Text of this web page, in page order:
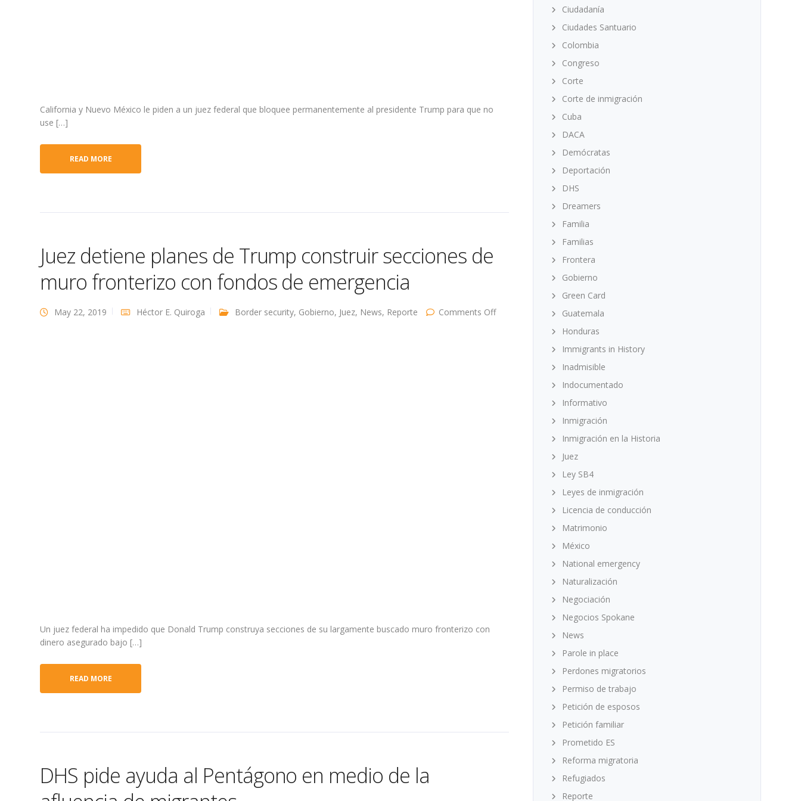
California y Nuevo México le piden a un juez federal que bloquee permanentemente al presidente Trump para que no
use […]
READ MORE
Juez detiene planes de Trump construir secciones de
muro fronterizo con fondos de emergencia
May 22, 2019 Héctor E. Quiroga Border security, Gobierno, Juez, News, Reporte Comments Offon
Un juez federal ha impedido que Donald Trump construya secciones de su largamente buscado muro fronterizo con
dinero asegurado bajo […]
READ MORE
DHS pide ayuda al Pentágono en medio de la
Ciudadanía
Ciudades Santuario
Colombia
Congreso
Corte
Corte de inmigración
Cuba
DACA
Demócratas
Deportación
DHS
Dreamers
Familia
Familias
Frontera
Gobierno
Green Card
Guatemala
Honduras
Immigrants in History
Inadmisible
Indocumentado
Informativo
Inmigración
Inmigración en la Historia
Juez
Ley SB4
Leyes de inmigración
Licencia de conducción
Matrimonio
México
National emergency
Naturalización
Negociación
Negocios Spokane
News
Parole in place
Perdones migratorios
Permiso de trabajo
Petición de esposos
Petición familiar
Prometido ES
Reforma migratoria
Refugiados
Reporte